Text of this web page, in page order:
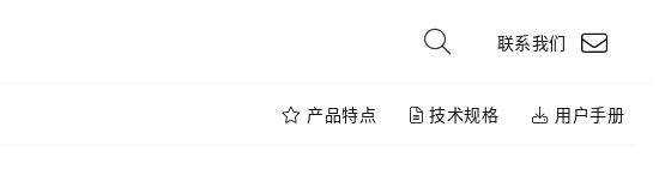
联系我们
产品特点 技术规格 用户手册